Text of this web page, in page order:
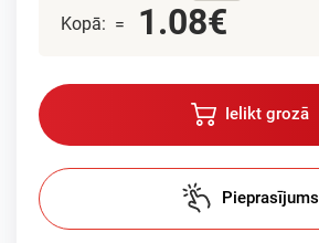
Kopā: = 1.08€
Pieprasījums
Ielikt grozā